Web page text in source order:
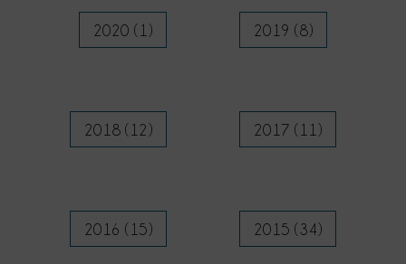
2020 (1) 2019 (8)
2018 (12) 2017 (11)
2016 (15) 2015 (34)